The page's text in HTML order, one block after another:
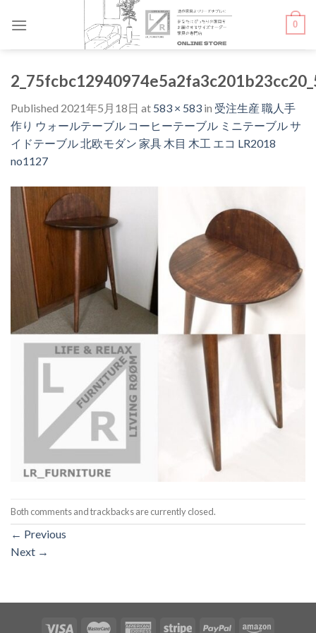
0
Published 2021年5月18日 at 583 × 583 in 受注生産 職人手
作り ウォールテーブル コーヒーテーブル ミニテーブル サ
イドテーブル 北欧モダン 家具 木目 木工 エコ LR2018
no1127
Both comments and trackbacks are currently closed.
← Previous
Next →